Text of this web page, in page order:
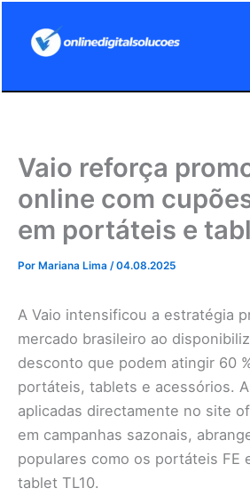
Vaio reforça
online com
em portáteis e
Por Mariana Lima /04.08.2025
A Vaio intensificou a estratégia
mercado brasileiro ao
desconto que podem atingir 60
portáteis, tablets e acessórios.
aplicadas directamente no site
em campanhas sazonais,
populares como os portáteis FE
tablet TL10.